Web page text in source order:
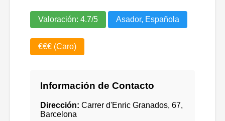
Valoración: 4.7/5 Asador, Española
€€€ (Caro)
Información de Contacto
Dirección: Carrer d'Enric Granados, 67,
Barcelona